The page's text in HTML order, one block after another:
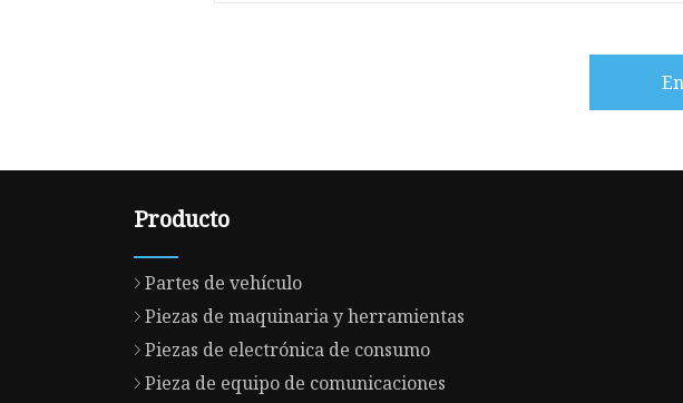
Producto
Partes de vehículo
Piezas de maquinaria y herramientas
Piezas de electrónica de consumo
Pieza de equipo de comunicaciones